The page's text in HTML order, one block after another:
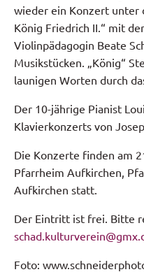
wieder ein Konzert unter
König Friedrich II.“ mit
Violinpädagogin Beate
Musikstücken. „König“
launigen Worten durch
Der 10-jährige Pianist
Klavierkonzerts von
Die Konzerte finden am
Pfarrheim Aufkirchen,
Aufkirchen statt.
Der Eintritt ist frei. Bitte
Foto: